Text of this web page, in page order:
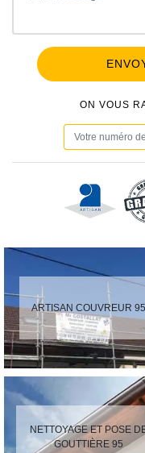
ON VOUS
ARTISAN COUVREUR 95
NETTOYAGE ET POSE
GOUTTIÈRE 95